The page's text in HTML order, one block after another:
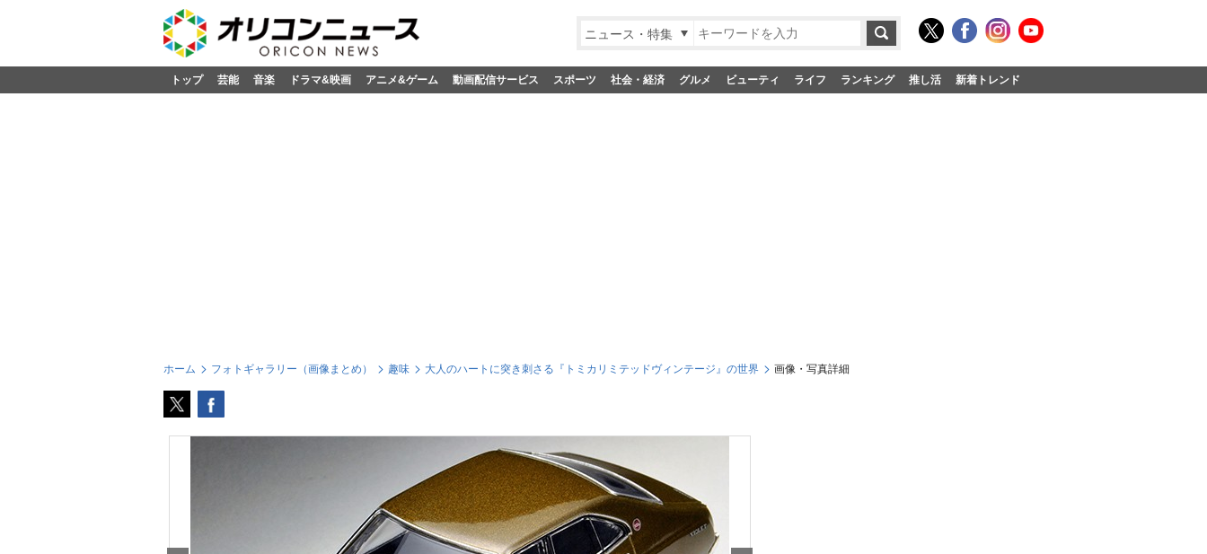
ニュース・特集
トップ 芸能 音楽 ドラマ&映画 アニメ&ゲーム 動画配信サービス スポーツ 社会・経済 グルメ ビューティ ライフ ランキング 推し活 新着トレンド
ホーム フォトギャラリー（画像まとめ） 趣味 大人のハートに突き刺さる『トミカリミテッドヴィンテージ』の世界 画像・写真詳細